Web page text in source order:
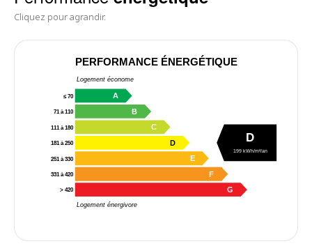
Cliquez pour agrandir.
PERFORMANCE ÉNERGÉTIQUE
Logement économe
Logement énergivore
≤ 70 A
71 à 110 B
111 à 180 C
181 à 250 D
251 à 330 E
331 à 420 F
> 420 G
D
199 kWh/m²/an